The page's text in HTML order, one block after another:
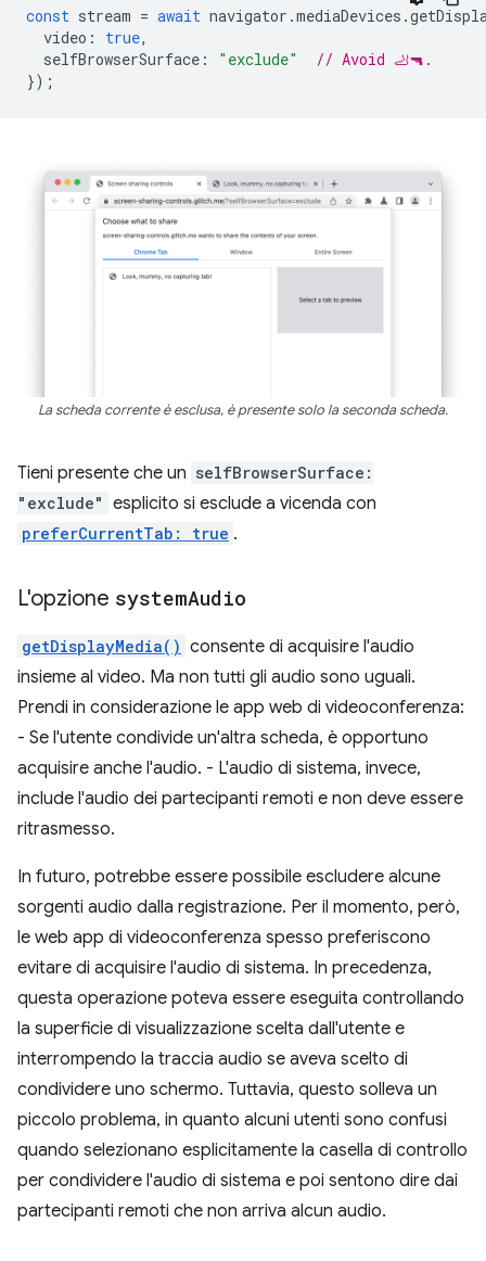
const stream = await navigator .mediaDevices .
video : true,
selfBrowserSurface : "exclude"
// Avoid 🦶🔫.
});
La scheda corrente è esclusa, è presente solo la seconda scheda.
Tieni presente che un selfBrowserSurface:
"exclude" esplicito si esclude a vicenda con
preferCurrentTab: true .
L'opzione systemAudio
getDisplayMedia() consente di acquisire l'audio
insieme al video. Ma non tutti gli audio sono uguali.
Prendi in considerazione le app web di videoconferenza:
- Se l'utente condivide un'altra scheda, è opportuno
acquisire anche l'audio. - L'audio di sistema, invece,
include l'audio dei partecipanti remoti e non deve essere
ritrasmesso.
In futuro, potrebbe essere possibile escludere alcune
sorgenti audio dalla registrazione. Per il momento, però,
le web app di videoconferenza spesso preferiscono
evitare di acquisire l'audio di sistema. In precedenza,
questa operazione poteva essere eseguita controllando
la superficie di visualizzazione scelta dall'utente e
interrompendo la traccia audio se aveva scelto di
condividere uno schermo. Tuttavia, questo solleva un
piccolo problema, in quanto alcuni utenti sono confusi
quando selezionano esplicitamente la casella di controllo
per condividere l'audio di sistema e poi sentono dire dai
partecipanti remoti che non arriva alcun audio.